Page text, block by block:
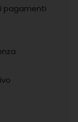
pagamenti